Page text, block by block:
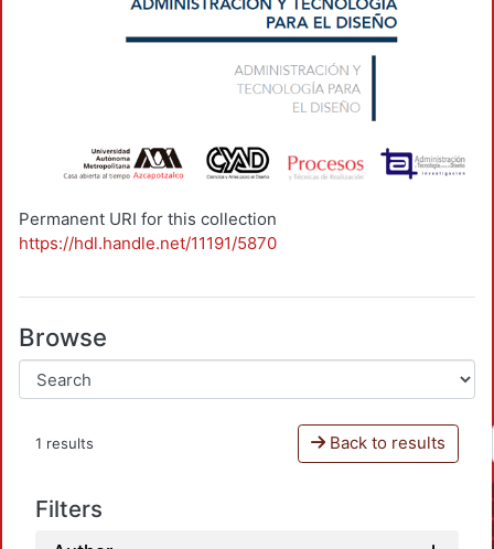
Permanent URI for this collection
https://hdl.handle.net/11191/5870
Browse
1 results Back to results
Filters